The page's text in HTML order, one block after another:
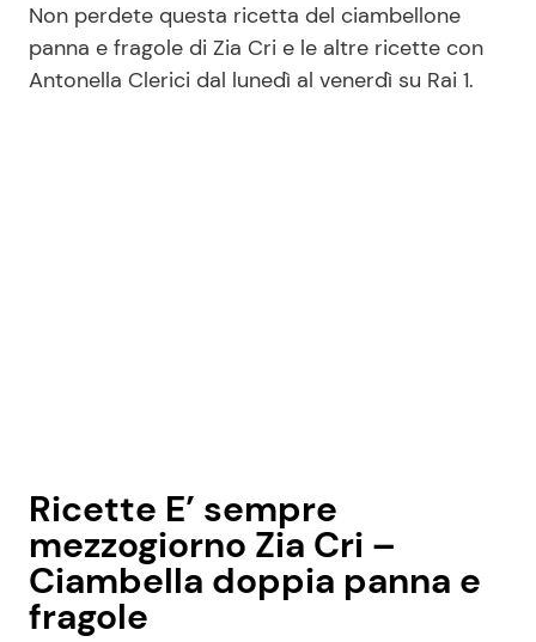
Viaggi e Turismo
Festività
Ricette Feste
Ricette per Bambini
Contattaci
Pubblicità
Privacy Policy
Non perdete questa ricetta del ciambellone
panna e fragole di Zia Cri e le altre ricette con
Antonella Clerici dal lunedì al venerdì su Rai 1.
Ricette E’ sempre
mezzogiorno Zia Cri –
Ciambella doppia panna e
fragole